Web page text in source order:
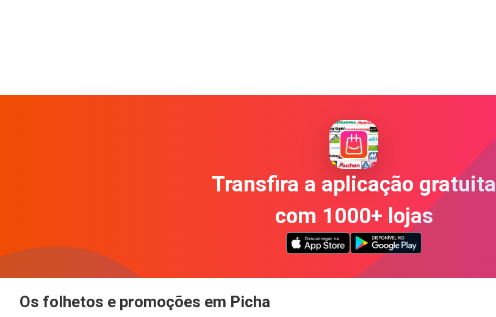
Transfira a aplicação gratuita
com 1000+ lojas
Os folhetos e promoções em Picha